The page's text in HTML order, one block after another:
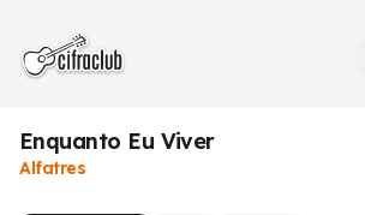
Enquanto Eu Viver
Alfatres